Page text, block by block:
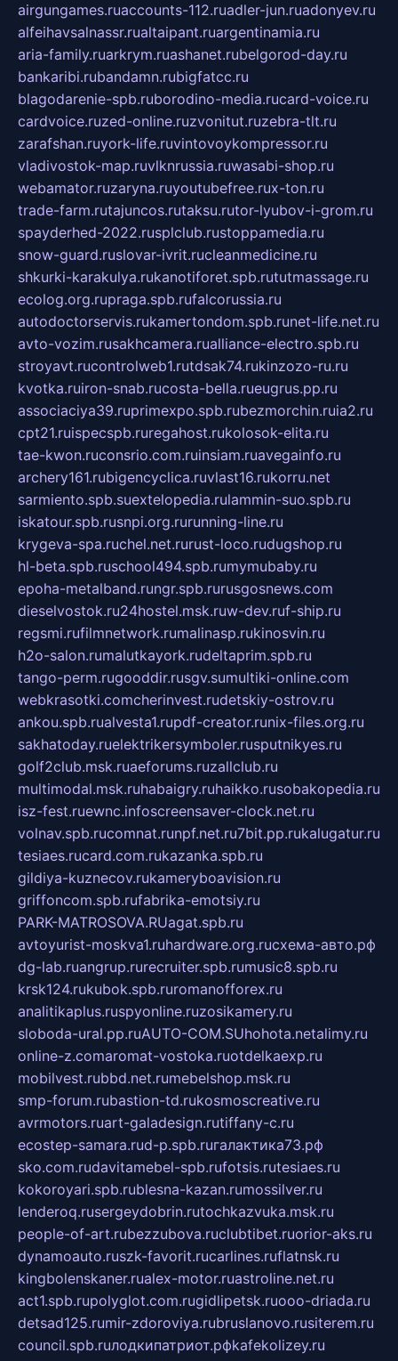
airgungames.ruaccounts-112.ruadler-jun.ruadonyev.ru
alfeihavsalnassr.rualtaipant.ruargentinamia.ru
aria-family.ruarkrym.ruashanet.rubelgorod-day.ru
bankaribi.rubandamn.rubigfatcc.ru
blagodarenie-spb.ruborodino-media.rucard-voice.ru
cardvoice.ruzed-online.ruzvonitut.ruzebra-tlt.ru
zarafshan.ruyork-life.ruvintovoykompressor.ru
vladivostok-map.ruvlknrussia.ruwasabi-shop.ru
webamator.ruzaryna.ruyoutubefree.rux-ton.ru
trade-farm.rutajuncos.rutaksu.rutor-lyubov-i-grom.ru
spayderhed-2022.rusplclub.rustoppamedia.ru
snow-guard.ruslovar-ivrit.rucleanmedicine.ru
shkurki-karakulya.rukanotiforet.spb.rututmassage.ru
ecolog.org.rupraga.spb.rufalcorussia.ru
autodoctorservis.rukamertondom.spb.runet-life.net.ru
avto-vozim.rusakhcamera.rualliance-electro.spb.ru
stroyavt.rucontrolweb1.rutdsak74.rukinzozo-ru.ru
kvotka.ruiron-snab.rucosta-bella.rueugrus.pp.ru
associaciya39.ruprimexpo.spb.rubezmorchin.ruia2.ru
cpt21.ruispecspb.ruregahost.rukolosok-elita.ru
tae-kwon.ruconsrio.com.ruinsiam.ruavegainfo.ru
archery161.rubigencyclica.ruvlast16.rukorru.net
sarmiento.spb.suextelopedia.rulammin-suo.spb.ru
iskatour.spb.rusnpi.org.rurunning-line.ru
krygeva-spa.ruchel.net.rurust-loco.rudugshop.ru
hl-beta.spb.ruschool494.spb.rumymubaby.ru
epoha-metalband.rungr.spb.rurusgosnews.com
dieselvostok.ru24hostel.msk.ruw-dev.ruf-ship.ru
regsmi.rufilmnetwork.rumalinasp.rukinosvin.ru
h2o-salon.rumalutkayork.rudeltaprim.spb.ru
tango-perm.rugooddir.rusgv.sumultiki-online.com
webkrasotki.comcherinvest.rudetskiy-ostrov.ru
ankou.spb.rualvesta1.rupdf-creator.runix-files.org.ru
sakhatoday.ruelektrikersymboler.rusputnikyes.ru
golf2club.msk.ruaeforums.ruzallclub.ru
multimodal.msk.ruhabaigry.ruhaikko.rusobakopedia.ru
isz-fest.ruewnc.infoscreensaver-clock.net.ru
volnav.spb.rucomnat.runpf.net.ru7bit.pp.rukalugatur.ru
tesiaes.rucard.com.rukazanka.spb.ru
gildiya-kuznecov.rukameryboavision.ru
griffoncom.spb.rufabrika-emotsiy.ru
PARK-MATROSOVA.RUagat.spb.ru
avtoyurist-moskva1.ruhardware.org.ruсхема-авто.рф
dg-lab.ruangrup.rurecruiter.spb.rumusic8.spb.ru
krsk124.rukubok.spb.ruromanofforex.ru
analitikaplus.ruspyonline.ruzosikamery.ru
sloboda-ural.pp.ruAUTO-COM.SUhohota.netalimy.ru
online-z.comaromat-vostoka.ruotdelkaexp.ru
mobilvest.rubbd.net.rumebelshop.msk.ru
smp-forum.rubastion-td.rukosmoscreative.ru
avrmotors.ruart-galadesign.rutiffany-c.ru
ecostep-samara.rud-p.spb.ruгалактика73.рф
sko.com.rudavitamebel-spb.rufotsis.rutesiaes.ru
kokoroyari.spb.rublesna-kazan.rumossilver.ru
lenderoq.rusergeydobrin.rutochkazvuka.msk.ru
people-of-art.rubezzubova.ruclubtibet.ruorior-aks.ru
dynamoauto.ruszk-favorit.rucarlines.ruflatnsk.ru
kingbolenskaner.rualex-motor.ruastroline.net.ru
act1.spb.rupolyglot.com.rugidlipetsk.ruooo-driada.ru
detsad125.rumir-zdoroviya.rubruslanovo.rusiterem.ru
council.spb.ruлодкипатриот.рфkafekolizey.ru